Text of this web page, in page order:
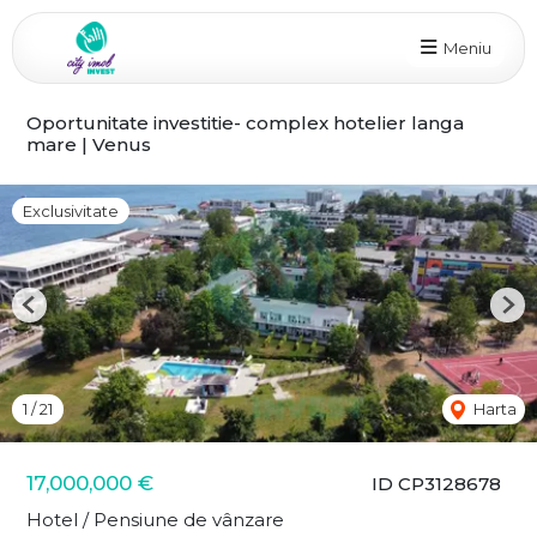
Meniu
Oportunitate investitie- complex hotelier langa
mare | Venus
ID CP3128678
17,000,000 €
Hotel / Pensiune de vânzare
Exclusivitate
1 /21 Harta
Previous